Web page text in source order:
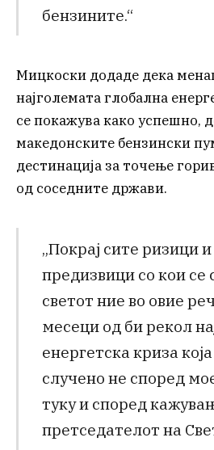
бензините.“
Мицкоски додаде дека
најголемата глобална
се покажува како успешно,
македонските бензински
дестинација за точење
од соседните држави.
„Покрај сите ризици
предизвици со кои се
светот ние во овие
месеци од би рекол
енергетска криза
случено не според
туку и според
претседателот на